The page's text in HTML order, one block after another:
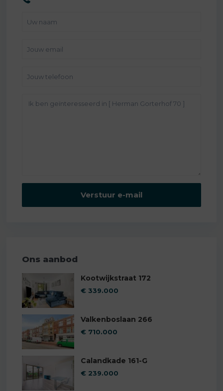
Ons aanbod
Kootwijkstraat 172
€ 339.000
Valkenboslaan 266
€ 710.000
Calandkade 161-G
€ 239.000